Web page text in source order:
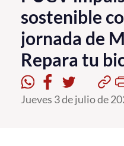
Investigación, Creación
PUCV Internacional
Vinculación con el Medio
Admisión
sostenible
jornada de
Repara tu
Jueves 3 de julio de